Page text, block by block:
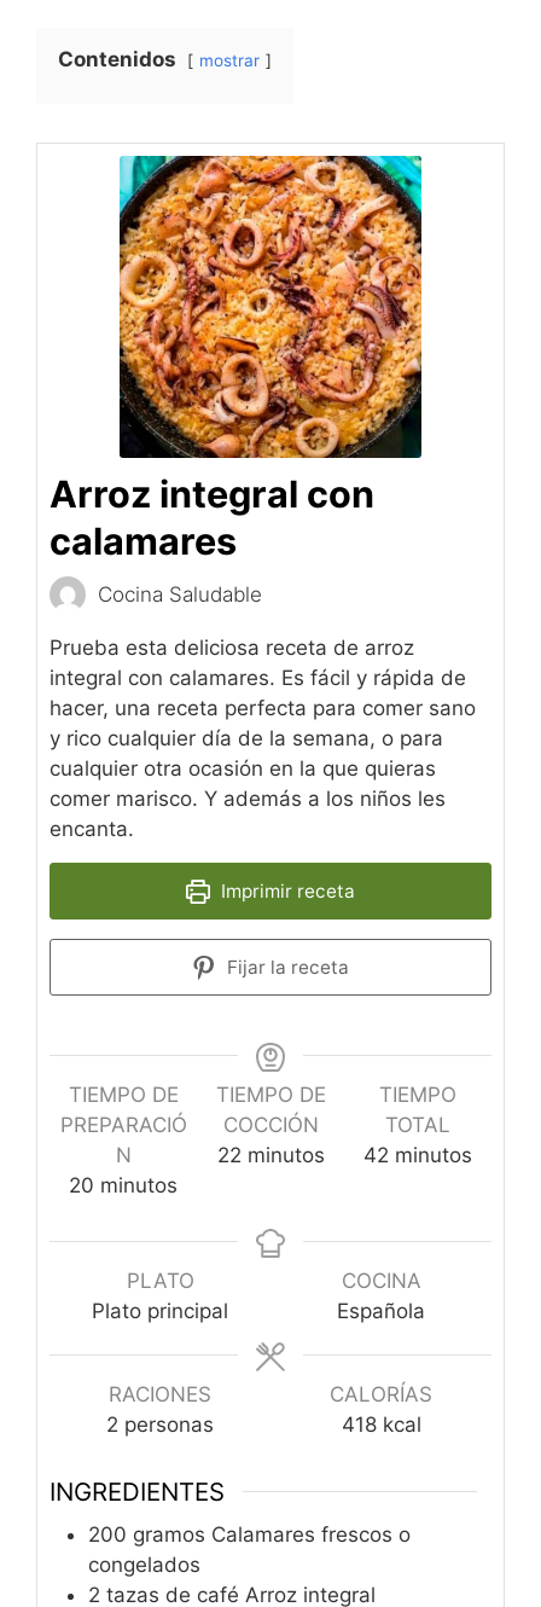
Contenidos mostrar
Arroz integral con
calamares
Cocina Saludable
Prueba esta deliciosa receta de arroz
integral con calamares. Es fácil y rápida de
hacer, una receta perfecta para comer sano
y rico cualquier día de la semana, o para
cualquier otra ocasión en la que quieras
comer marisco. Y además a los niños les
encanta.
Imprimir receta
Fijar la receta
TIEMPO DE
PREPARACIÓ
N
20 minutos
minutos
TIEMPO DE
COCCIÓN
22minutos
minutos
TIEMPO
TOTAL
42 minutos
minutos
PLATO
Plato principal
COCINA
Española
RACIONES
2 personas
CALORÍAS
418 kcal
INGREDIENTES
200 gramos Calamares frescos o
congelados
2 tazas de café Arroz integral